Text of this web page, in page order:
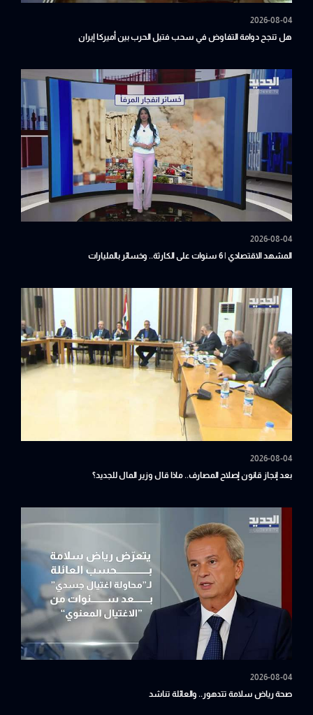
2026-08-04
هل تنجح دوامة التفاوض في سحب فتيل الحرب بين أميركا إيران
2026-08-04
المشهد الاقتصادي | 6 سنوات على الكارثة.. وخسائر بالمليارات
2026-08-04
بعد إنجاز قانون إصلاح المصارف.. ماذا قال وزير المال للجديد؟
2026-08-04
صحة رياض سلامة تتدهور.. والعائلة تناشد